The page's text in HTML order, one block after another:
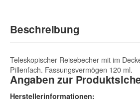
Beschreibung
Teleskopischer Reisebecher mit im
Pillenfach. Fassungsvermögen 120 ml.
Angaben zur
Herstellerinformationen: